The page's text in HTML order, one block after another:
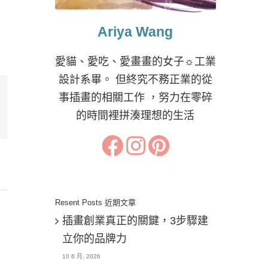
Ariya Wang
愛貓、愛吃、愛畫畫的女子☼工業
設計系畢。 但終究不務正業的從
事插畫的相關工作 ，努力在零碎
的時間裡拼湊理想的生活
Resent Posts 近期文章
插畫創業真正的關鍵，3步驟建
立你的品牌力
10 6 月, 2026